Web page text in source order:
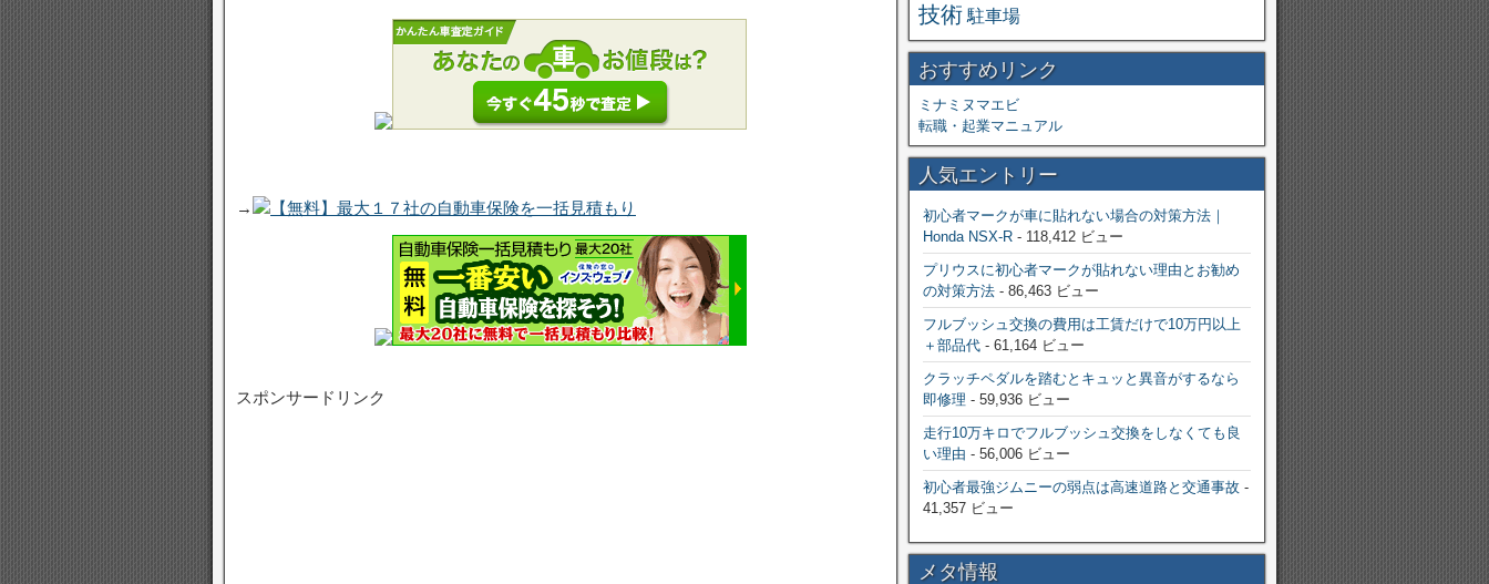
→ 【無料】最大１７社の自動車保険を一括見積もり
スポンサードリンク
技術 駐車場
おすすめリンク
ミナミヌマエビ
転職・起業マニュアル
人気エントリー
初心者マークが車に貼れない場合の対策方法｜
Honda NSX-R- 118,412 ビュー
プリウスに初心者マークが貼れない理由とお勧め
の対策方法- 86,463 ビュー
フルブッシュ交換の費用は工賃だけで10万円以上
＋部品代- 61,164 ビュー
クラッチペダルを踏むとキュッと異音がするなら
即修理 - 59,936 ビュー
走行10万キロでフルブッシュ交換をしなくても良
い理由 - 56,006 ビュー
初心者最強ジムニーの弱点は高速道路と交通事故 -
41,357 ビュー
メタ情報